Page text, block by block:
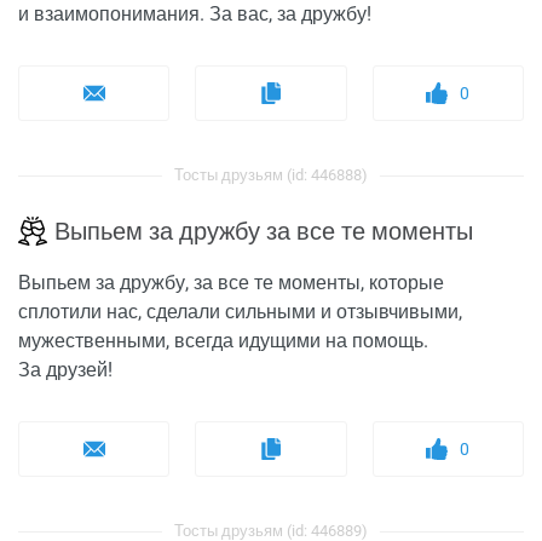
и взаимопонимания. За вас, за дружбу!
0
Тосты друзьям (id: 446888)
Выпьем за дружбу за все те моменты
Выпьем за дружбу, за все те моменты, которые
сплотили нас, сделали сильными и отзывчивыми,
мужественными, всегда идущими на помощь.
За друзей!
0
Тосты друзьям (id: 446889)